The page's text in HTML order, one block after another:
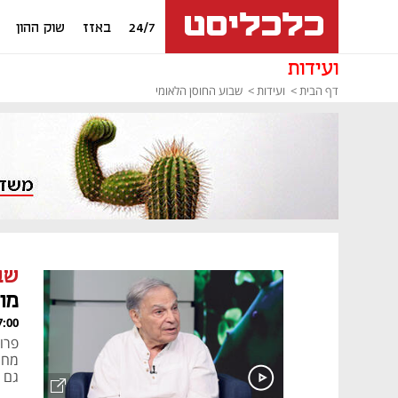
24/7 באזז שוק ההון
ועידות
דף הבית ועידות שבוע החוסן הלאומי
29.04.25